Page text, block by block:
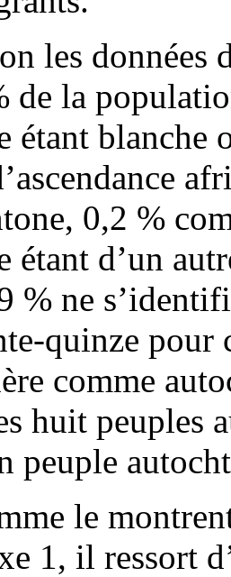
les données
de la
étant blanche
0,2 %
étant d’un
% ne
quinze pour
comme
huit peuples
peuple
le
1, il ressort